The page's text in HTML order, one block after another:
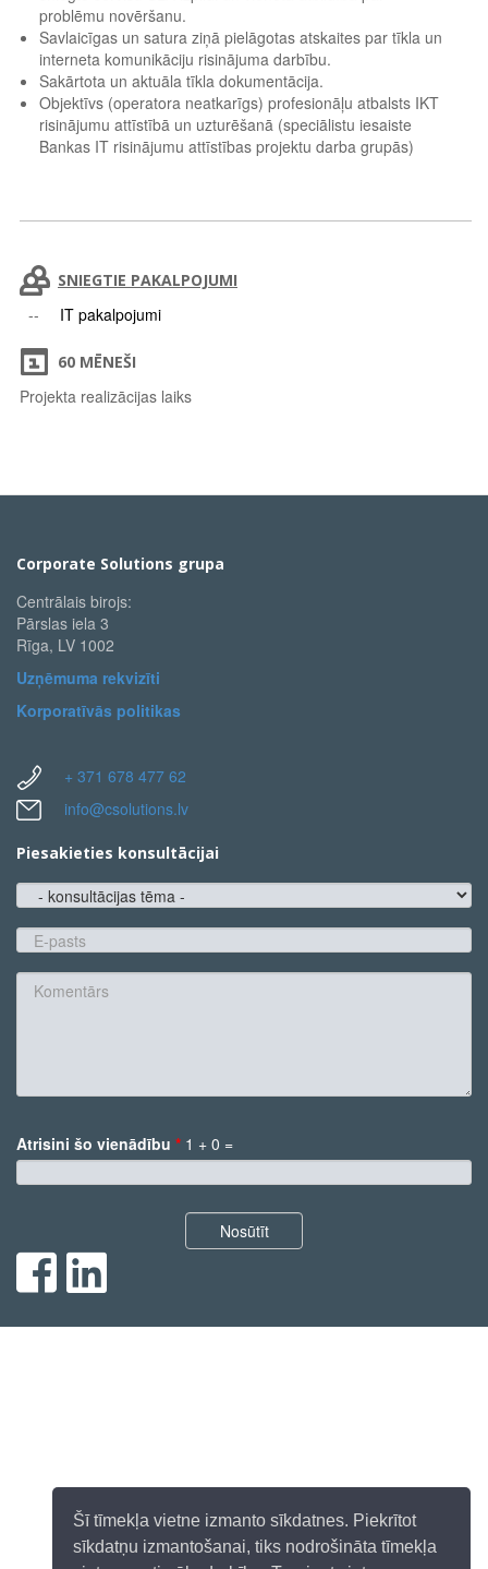
Šī tīmekļa vietne izmanto sīkdatnes. Piekrītot
sīkdatņu izmantošanai, tiks nodrošināta tīmekļa
problēmu novēršanu.
Savlaicīgas un satura ziņā pielāgotas atskaites par tīkla un
interneta komunikāciju risinājuma darbību.
Sakārtota un aktuāla tīkla dokumentācija.
Objektīvs (operatora neatkarīgs) profesionāļu atbalsts IKT
risinājumu attīstībā un uzturēšanā (speciālistu iesaiste
Bankas IT risinājumu attīstības projektu darba grupās)
SNIEGTIE PAKALPOJUMI
IT pakalpojumi
60 MĒNEŠI
Projekta realizācijas laiks
Corporate Solutions grupa
Centrālais birojs:
Pārslas iela 3
Rīga, LV 1002
Uzņēmuma rekvizīti
Korporatīvās politikas
+ 371 678 477 62
info@csolutions.lv
Piesakieties konsultācijai
konsultācijas
tēma
E-
pasts
*
Atrisini šo vienādību * 1 + 0 =
Nosūtīt